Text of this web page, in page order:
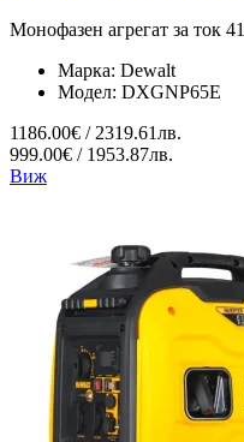
Монофазен агрегат за ток
Марка: Dewalt
Модел: DXGNP65E
1186.00€ / 2319.61лв.
999.00€ / 1953.87лв.
Виж